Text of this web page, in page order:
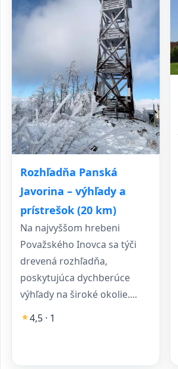
Rozhľadňa Panská
Javorina – výhľady a
prístrešok (20 km)
Na najvyššom hrebeni
Považského Inovca sa týči
drevená rozhľadňa,
poskytujúca dychberúce
výhľady na široké okolie....
4,5 · 1